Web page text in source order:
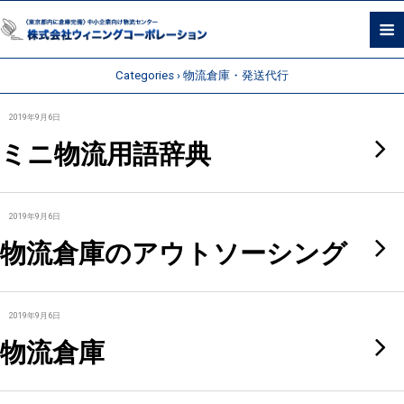
Categories › 物流倉庫・発送代行
2019年9月6日
ミニ物流用語辞典
2019年9月6日
物流倉庫のアウトソーシング
2019年9月6日
物流倉庫